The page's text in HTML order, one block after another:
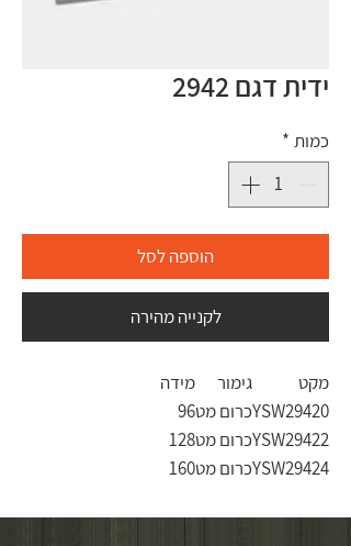
ידית דגם 2942
כמות *
הוספה לסל
לקנייה מהירה
מקט גימור
מידה
YSW29420כרום מט96
YSW29422כרום מט128
YSW29424כרום מט160